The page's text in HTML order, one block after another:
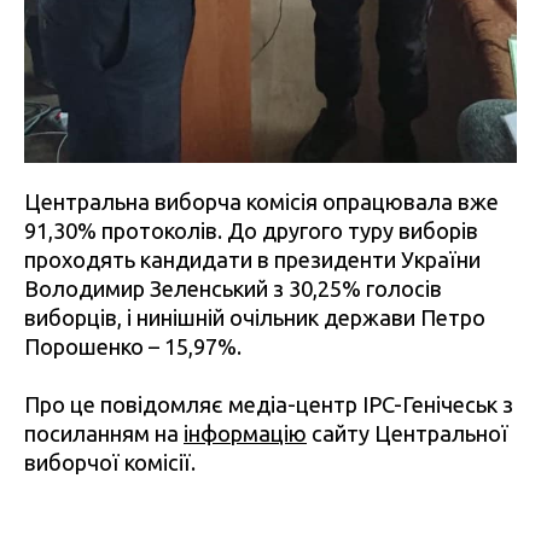
Центральна виборча комісія опрацювала вже
91,30% протоколів. До другого туру виборів
проходять кандидати в президенти України
Володимир Зеленський з 30,25% голосів
виборців, і нинішній очільник держави Петро
Порошенко – 15,97%.
Про це повідомляє медіа-центр IPC-Генічеськ з
посиланням на інформацію сайту Центральної
виборчої комісії.